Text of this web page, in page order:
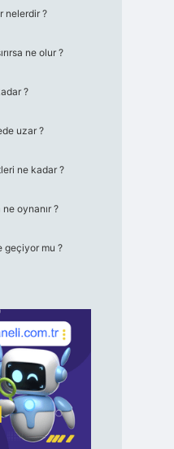
nelerdir ?
ne olur ?
?
uzar ?
ne kadar ?
oynanır ?
geçiyor mu ?